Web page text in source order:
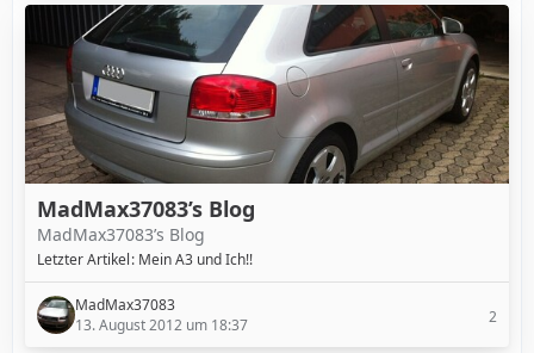
MadMax37083’s Blog
MadMax37083’s Blog
Letzter Artikel Mein A3 und Ich!!
MadMax37083
13. August 2012 um 18:37
2